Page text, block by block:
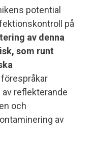
potential
på
av denna
som runt
reflekterande
och
av